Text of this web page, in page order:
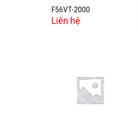
F56VT-2000
Liên hệ
wishlist